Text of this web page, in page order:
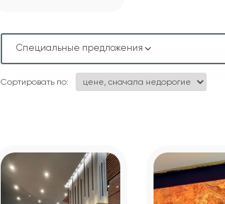
Сортировать по:
Специальные предложения